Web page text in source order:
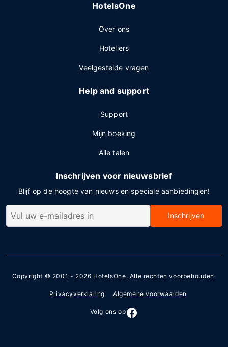
HotelsOne
Over ons
Hoteliers
Veelgestelde vragen
Help and support
Support
Mijn boeking
Alle talen
Inschrijven voor nieuwsbrief
Blijf op de hoogte van nieuws en speciale aanbiedingen!
Inschrijven
Copyright © 2001 - 2026 HotelsOne. Alle rechten voorbehouden.
Privacyverklaring Algemene voorwaarden
Volg ons op